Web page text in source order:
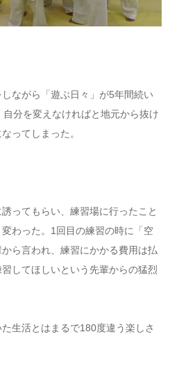
しながら「遊ぶ日々」が5年間続い
分を変えなければと地元から抜け
ってしまった。
ってもらい、練習場に行ったこと
わった。1回目の練習の時に「空
ら言われ、練習にかかる費用は払
してほしいという先輩からの猛烈
生活とはまるで180度違う楽しさ